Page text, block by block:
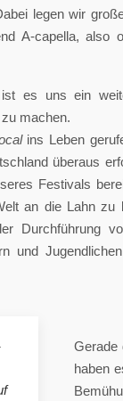
legen wir
A-capella, also
es uns ein
machen.
ins Leben
überaus
Festivals
an die Lahn zu
Durchführung
und
Gerade
haben